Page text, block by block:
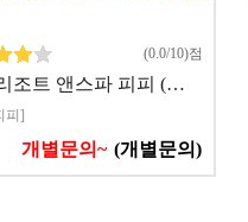
(0.0/10)점
조트 앤스파 피피 (…
피]
개별문의~ (개별문의)